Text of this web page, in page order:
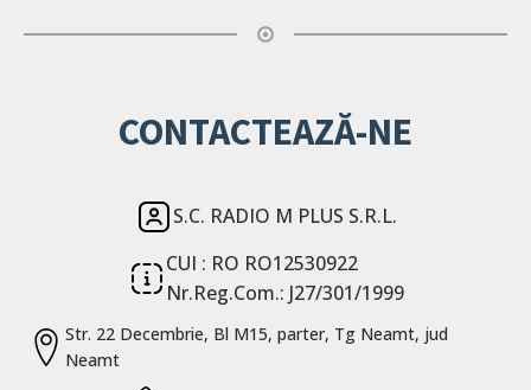
CONTACTEAZĂ-NE
S.C. RADIO M PLUS S.R.L.
CUI : RO RO12530922
Nr.Reg.Com.: J27/301/1999
Str. 22 Decembrie, Bl M15, parter, Tg Neamt, jud
Neamt